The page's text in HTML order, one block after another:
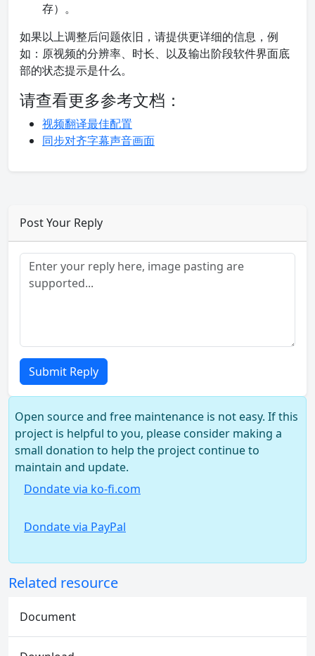
存）。
如果以上调整后问题依旧，请提供更详细的信息，例
如：原视频的分辨率、时长、以及输出阶段软件界面底
部的状态提示是什么。
请查看更多参考文档：
视频翻译最佳配置
同步对齐字幕声音画面
Post Your Reply
Submit Reply
Open source and free maintenance is not easy. If this
project is helpful to you, please consider making a
small donation to help the project continue to
maintain and update.
Dondate via ko-fi.com
Dondate via PayPal
Related resource
Document